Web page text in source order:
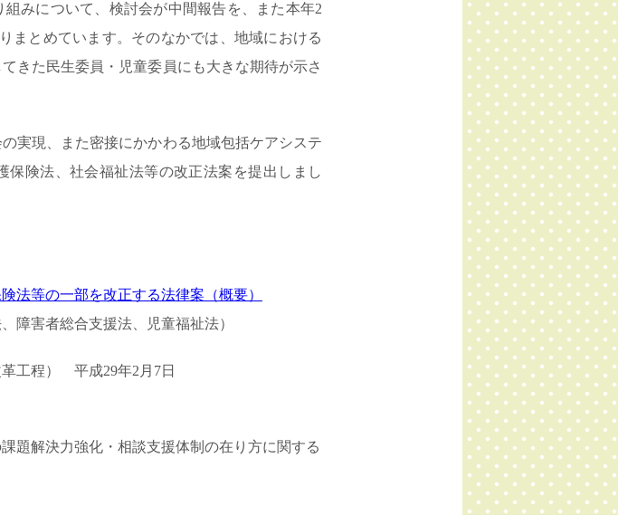
みについて、検討会が中間報告を、また本年2
まとめています。そのなかでは、地域における
きた民生委員・児童委員にも大きな期待が示さ
実現、また密接にかかわる地域包括ケアシステ
保険法、社会福祉法等の改正法案を提出しまし
法等の一部を改正する法律案（概要）
障害者総合支援法、児童福祉法）
工程） 平成29年2月7日
題解決力強化・相談支援体制の在り方に関する